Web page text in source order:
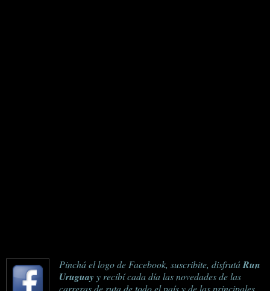
Pinchá el logo de Facebook, suscribite, disfrutáRun
Uruguay y recibí cada día las novedades de las
carreras de ruta de todo el país y de las principales